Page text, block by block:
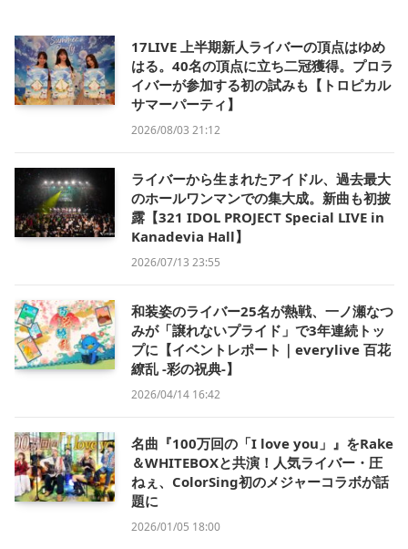
17LIVE 上半期新人ライバーの頂点はゆめ
はる。40名の頂点に立ち二冠獲得。プロラ
イバーが参加する初の試みも【トロピカル
サマーパーティ】
2026/08/03 21:12
ライバーから生まれたアイドル、過去最大
のホールワンマンでの集大成。新曲も初披
露【321 IDOL PROJECT Special LIVE in
Kanadevia Hall】
2026/07/13 23:55
和装姿のライバー25名が熱戦、一ノ瀬なつ
みが「譲れないプライド」で3年連続トッ
プに【イベントレポート｜everylive 百花
繚乱 -彩の祝典-】
2026/04/14 16:42
名曲『100万回の「I love you」』をRake
＆WHITEBOXと共演！人気ライバー・圧
ねぇ、ColorSing初のメジャーコラボが話
題に
2026/01/05 18:00